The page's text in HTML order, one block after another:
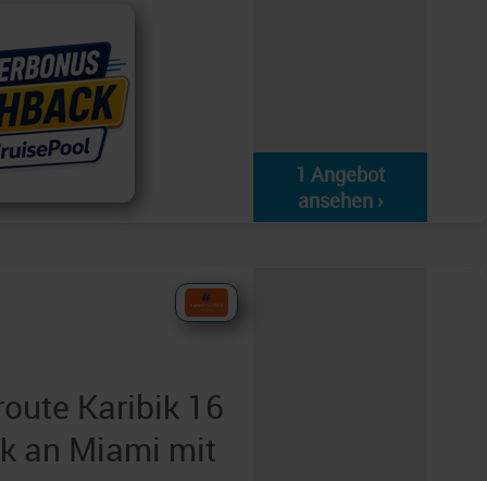
1 Angebot
ansehen ›
Karibik 16
an Miami mit